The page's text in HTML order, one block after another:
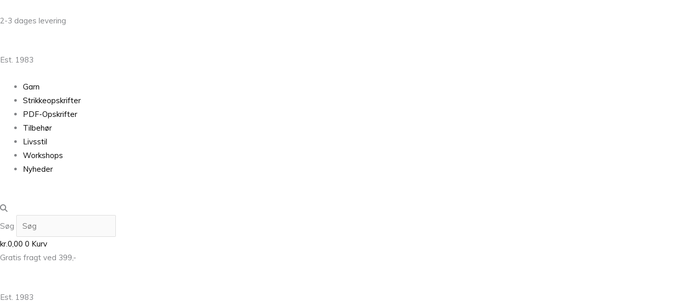
2-3 dages levering
Est. 1983
Garn
Strikkeopskrifter
PDF-Opskrifter
Tilbehør
Livsstil
Workshops
Nyheder
Søg
kr.0,00 0 Kurv
Gratis fragt ved 399,-
Est. 1983